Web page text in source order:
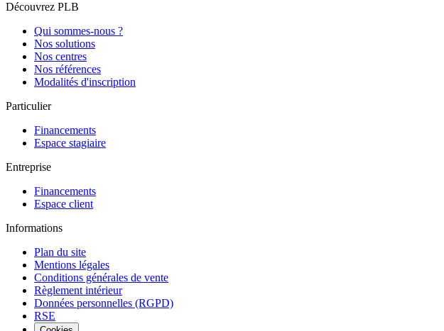
Découvrez PLB
Qui sommes-nous ?
Nos solutions
Nos centres
Nos références
Modalités d'inscription
Particulier
Financements
Espace stagiaire
Entreprise
Financements
Espace client
Informations
Plan du site
Mentions légales
Conditions générales de vente
Règlement intérieur
Données personnelles (RGPD)
RSE